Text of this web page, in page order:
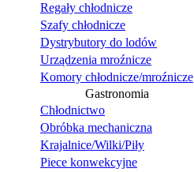
Regały chłodnicze
Szafy chłodnicze
Dystrybutory do lodów
Urządzenia mroźnicze
Komory chłodnicze/mroźnicze
Gastronomia
Chłodnictwo
Obróbka mechaniczna
Krajalnice/Wilki/Piły
Piece konwekcyjne